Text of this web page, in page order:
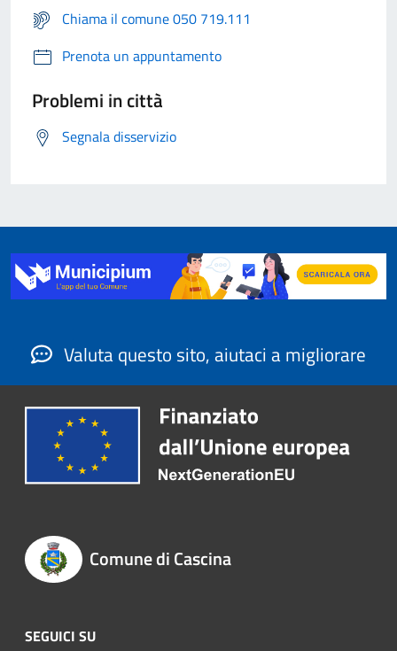
Chiama il comune 050 719.111
Prenota un appuntamento
Problemi in città
Segnala disservizio
Valuta questo sito, aiutaci a migliorare
Comune di Cascina
SEGUICI SU